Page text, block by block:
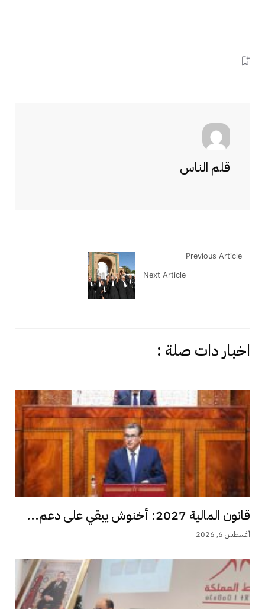
قلم الناس
Previous Article
Next Article
اخبار دات صلة :
قانون المالية 2027: أخنوش يبقي على دعم...
أغسطس 6, 2026